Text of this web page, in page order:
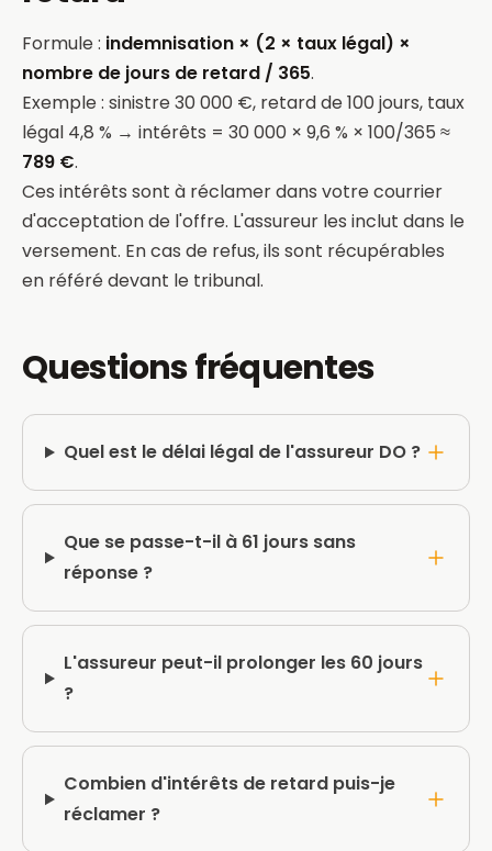
Formule : indemnisation × (2 × taux légal) ×
nombre de jours de retard / 365.
Exemple : sinistre 30 000 €, retard de 100 jours, taux
légal 4,8 % → intérêts = 30 000 × 9,6 % × 100/365 ≈
789 €.
Ces intérêts sont à réclamer dans votre courrier
d'acceptation de l'offre. L'assureur les inclut dans le
versement. En cas de refus, ils sont récupérables
en référé devant le tribunal.
Questions fréquentes
Quel est le délai légal de l'assureur DO ?
Que se passe-t-il à 61 jours sans
réponse ?
L'assureur peut-il prolonger les 60 jours
?
Combien d'intérêts de retard puis-je
réclamer ?